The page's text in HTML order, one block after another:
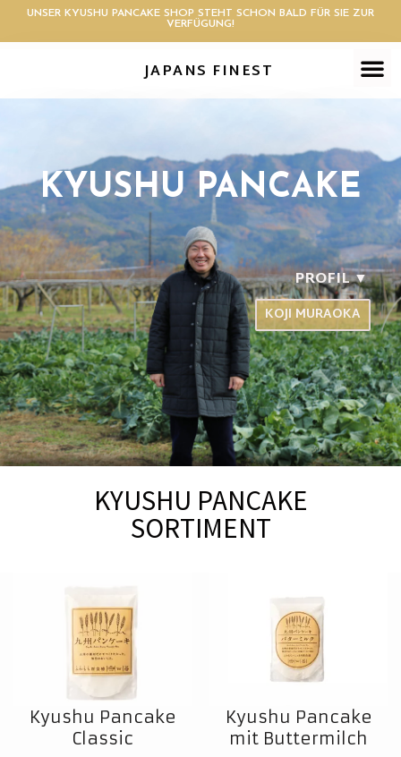
UNSER KYUSHU PANCAKE SHOP STEHT SCHON BALD FÜR SIE ZUR
VERFÜGUNG!
JAPANS FINEST
KYUSHU PANCAKE
PROFIL ▼
KOJI MURAOKA
KYUSHU PANCAKE
SORTIMENT
Kyushu Pancake
Classic
Kyushu Pancake
mit Buttermilch